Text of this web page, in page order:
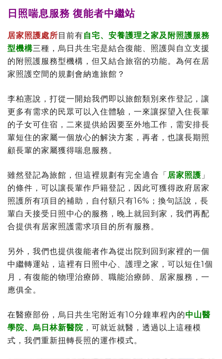
日照喘息服務 復能者中繼站
居家照護處所目前有自宅、安養護理之家及附照護服務
型機構三種，烏日共生宅是結合復能、照護與自立支援
的附照護服務型機構，但又結合旅宿的功能。為何在居
家照護空間的規劃會納進旅館？
李柏憲說，打從一開始我們即以旅館類別來作登記，讓
更多有需求的民眾可以入住體驗，一來讓探望入住長輩
的子女可住宿，二來提供給因要至外地工作，需安排長
輩短住的家屬一個放心的解決方案，再者，也讓長期照
顧長輩的家屬獲得喘息服務。
雖然登記為旅館，但這裡規劃有完全適合「 居家照護 」
的條件，可以讓長輩作戶籍登記，因此可獲得政府居家
照護所有項目的補助，自付額只有16%；換句話說，長
輩白天接受日照中心的服務，晚上就回到家，我們再配
合提供有居家照護需求項目的所有服務。
另外，我們也提供復能者作為從出院到回到家裡的一個
中繼轉運站，這裡有日照中心、護理之家，可以短住1個
月，有復能的物理治療師、職能治療師、居家服務，一
應俱全。
在醫療部份，烏日共生宅附近有10分鐘車程內的中山醫
學院、烏日林新醫院 ，可就近就醫，透過以上這種模
式，我們重新扭轉長照的運作模式。